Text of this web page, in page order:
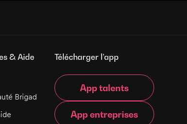
& Aide
Brigad
Télécharger l’app
App talents
App entreprises